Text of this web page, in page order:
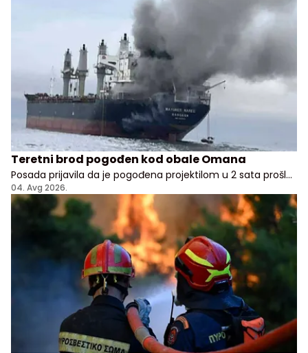
Teretni brod pogođen kod obale Omana
Posada prijavila da je pogođena projektilom u 2 sata prošle
noći, nema potvrde odakle je napad pokrenut
04. Avg 2026.